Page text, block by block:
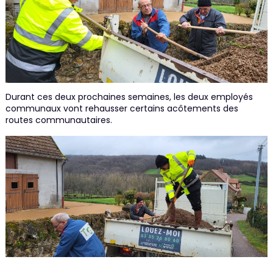
Durant ces deux prochaines semaines, les deux employés
communaux vont rehausser certains acôtements des
routes communautaires.